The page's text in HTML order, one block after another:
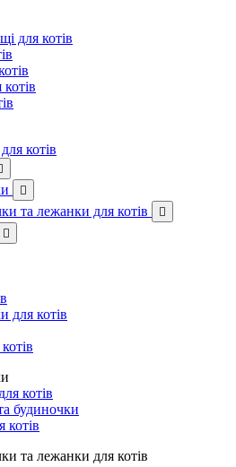
для котів
котів

та лежанки для котів 

для котів
котів
будиночки
котів
та лежанки для котів